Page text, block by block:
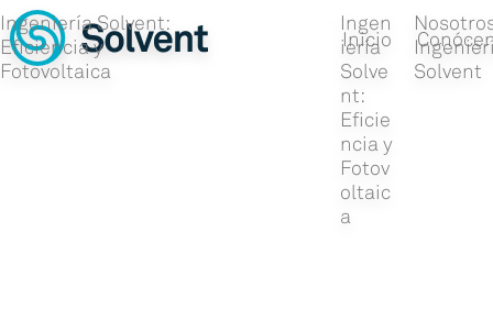
Ingeniería Solvent:
Eficiencia y
Fotovoltaica
Ingen
iería
Solve
nt:
Eficie
ncia y
Fotov
oltaic
a
Solvent